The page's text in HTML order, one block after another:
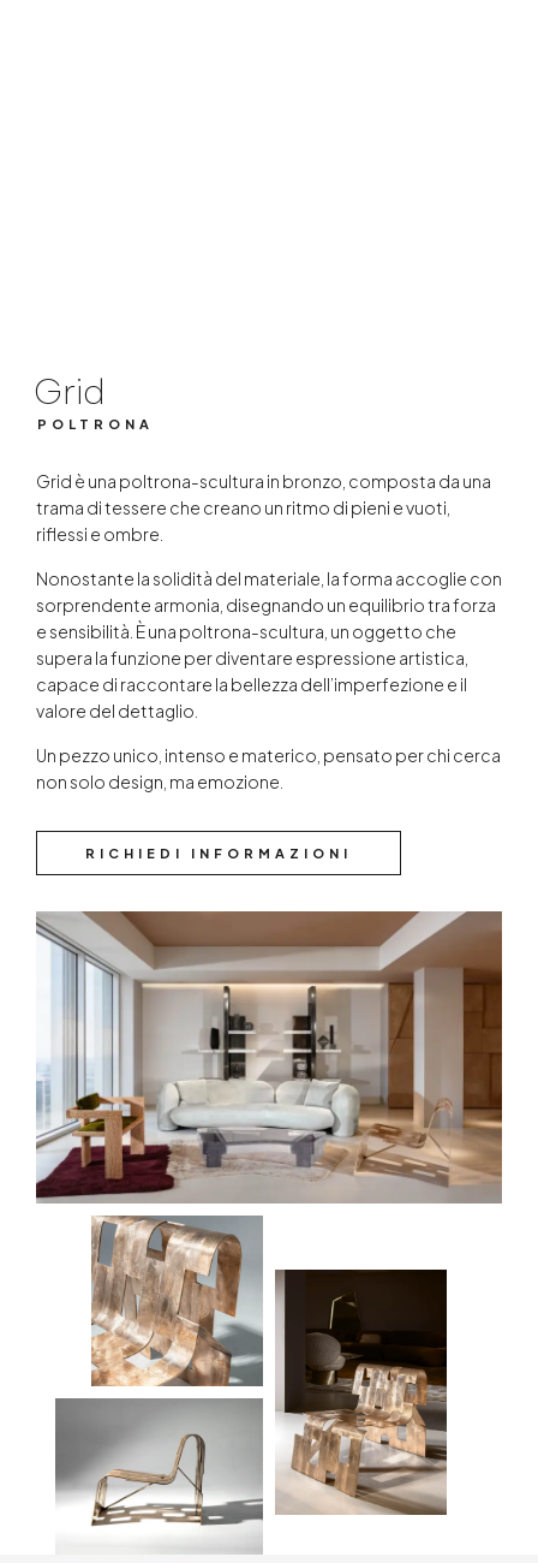
Grid
POLTRONA
Grid è una poltrona-scultura in bronzo, composta da una
trama di tessere che creano un ritmo di pieni e vuoti,
riflessi e ombre.
Nonostante la solidità del materiale, la forma accoglie con
sorprendente armonia, disegnando un equilibrio tra forza
e sensibilità. È una poltrona-scultura, un oggetto che
supera la funzione per diventare espressione artistica,
capace di raccontare la bellezza dell’imperfezione e il
valore del dettaglio.
Un pezzo unico, intenso e materico, pensato per chi cerca
non solo design, ma emozione.
RICHIEDI INFORMAZIONI